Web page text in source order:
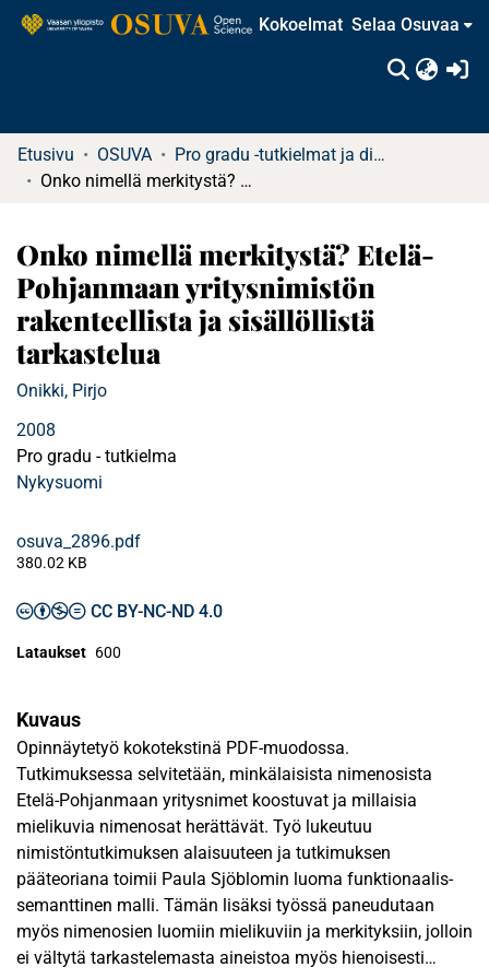
Kokoelmat Selaa Osuvaa
Etusivu OSUVA
Pro gradu -tutkielmat ja diplomityöt
Onko nimellä merkitystä? Etelä-Pohjanmaan yritysnimistön rakenteellista ja sisällöllistä tarkastelua
Onko nimellä merkitystä? Etelä-
Pohjanmaan yritysnimistön
rakenteellista ja sisällöllistä
tarkastelua
Onikki, Pirjo
2008
Pro gradu - tutkielma
Nykysuomi
osuva_2896.pdf
380.02 KB
CC BY-NC-ND 4.0
Lataukset 600
Kuvaus
Opinnäytetyö kokotekstinä PDF-muodossa.
Tutkimuksessa selvitetään, minkälaisista nimenosista
Etelä-Pohjanmaan yritysnimet koostuvat ja millaisia
mielikuvia nimenosat herättävät. Työ lukeutuu
nimistöntutkimuksen alaisuuteen ja tutkimuksen
pääteoriana toimii Paula Sjöblomin luoma funktionaalis-
semanttinen malli. Tämän lisäksi työssä paneudutaan
myös nimenosien luomiin mielikuviin ja merkityksiin, jolloin
ei vältytä tarkastelemasta aineistoa myös hienoisesti